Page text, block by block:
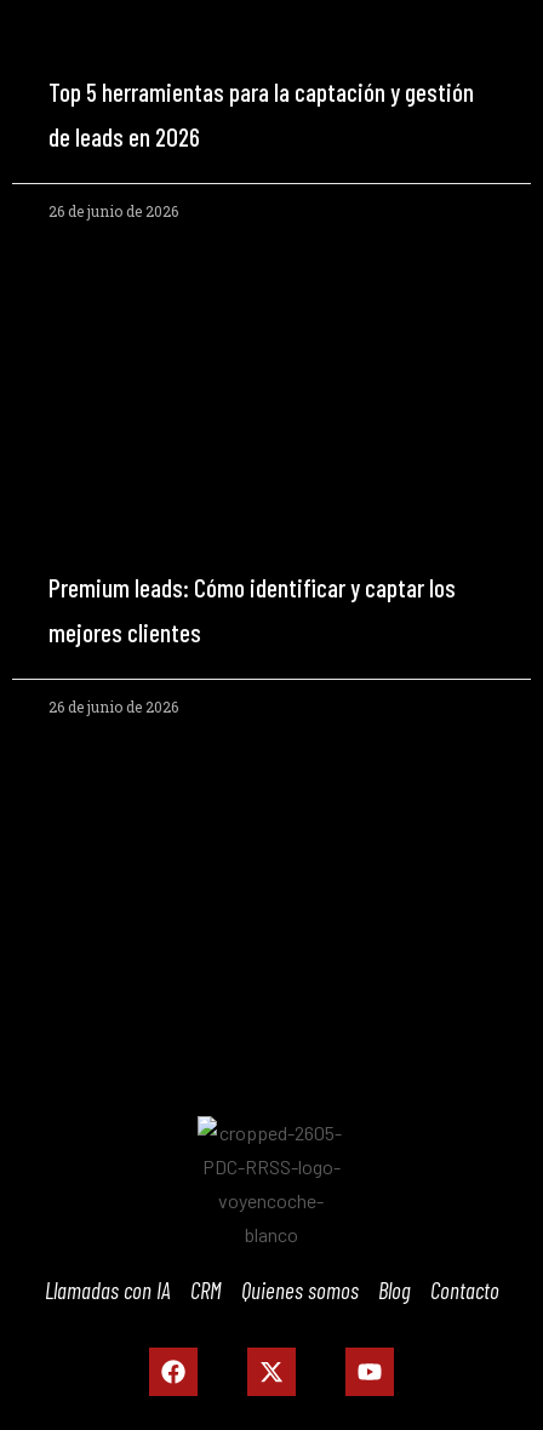
Top 5 herramientas para la captación y gestión
de leads en 2026
26 de junio de 2026
Premium leads: Cómo identificar y captar los
mejores clientes
26 de junio de 2026
Llamadas con IA CRM Quienes somos Blog Contacto